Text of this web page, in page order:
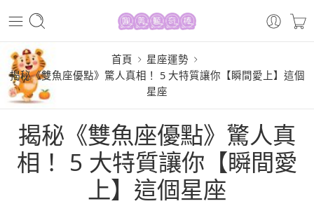
首頁
星座運勢
揭秘《雙魚座優點》驚人真相！ 5 大特質讓你【瞬間愛上】這個
星座
揭秘《雙魚座優點》驚人真
相！ 5 大特質讓你【瞬間愛
上】這個星座